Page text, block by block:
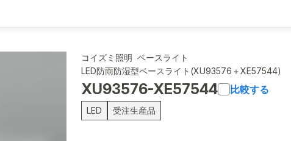
コイズミ照明 ベースライト
LED防雨防湿型ベースライト(XU93576＋XE57544)
XU93576-XE57544 比較する
LED 受注生産品